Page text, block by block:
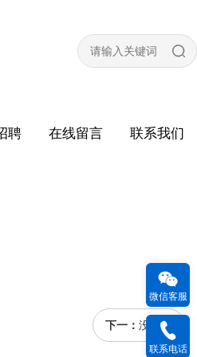
聘 在线留言 联系我们
下一： 没有了
微信客服
联系电话